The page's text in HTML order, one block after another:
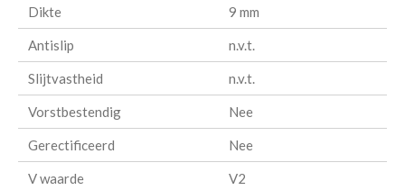
Dikte 9 mm
Antislip n.v.t.
Slijtvastheid n.v.t.
Vorstbestendig Nee
Gerectificeerd Nee
V waarde V2